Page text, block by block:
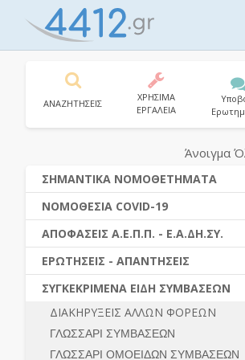
ΑΝΑΖΗΤΗΣΕΙΣ
ΧΡΗΣΙΜΑ
ΕΡΓΑΛΕΙΑ
Άνοιγμα
ΣΗΜΑΝΤΙΚΑ ΝΟΜΟΘΕΤΗΜΑΤΑ
ΔΗΜΟΣΙΕΣ ΣΥΜΒΑΣΕΙΣ (Ν. 4412/
ΔΗΜΟΤΙΚΟΣ ΚΩΔΙΚΑΣ (Ν.3463/2006)
ΚΑΛΛΙΚΡΑΤΗΣ (Ν.3852/2010)
ΝΟΜΟΘΕΣΙΑ - ΝΟΜΟΛΟΓΙΑ
ΝΟΜΟΘΕΣΙΑ COVID-19
ΝΟΜΟΘΕΣΙΑ - ΝΟΜΟΛΟΓΙΑ COVID -
ΕΡΩΤΗΣΕΙΣ - ΑΠΑΝΤΗΣΕΙΣ
ΑΠΟΦΑΣΕΙΣ Α.Ε.Π.Π. - Ε.Α.ΔΗ.ΣΥ.
ΠΡΟΔΙΚΑΣΤΙΚΗ ΠΡΟΣΦΥΓΗ
ΓΕΝΙΚΟΙ ΚΑΝΟΝΕΣ
ΔΙΚΑΙΟΥΜΕΝΟΙ ΣΥΜΜΕΤΟΧΗΣ
ΠΡΟΣΦΟΡΕΣ – ΔΙΚΑΙΟΛΟΓΗΤΙΚΑ
ΣΥΜΜΕΤΟΧΗΣ
ΕΡΩΤΗΣΕΙΣ - ΑΠΑΝΤΗΣΕΙΣ
Ν. 4782/2021 - ΤΡΟΠΟΠΟΙΗΣΗ
4412/2016
ΔΙΕΞΑΓΩΓΗ ΔΙΑΔΙΚΑΣΙΑΣ
ΔΙΑΔΙΚΑΣΙΕΣ ΑΝΑΘΕΣΗΣ
ΣΥΓΚΕΚΡΙΜΕΝΑ ΕΙΔΗ ΣΥΜΒΑΣΕΩΝ
ΔΙΑΚΗΡΥΞΕΙΣ ΑΛΛΩΝ ΦΟΡΕΩΝ
ΓΛΩΣΣΑΡΙ ΣΥΜΒΑΣΕΩΝ
ΓΛΩΣΣΑΡΙ ΟΜΟΕΙΔΩΝ ΣΥΜΒΑΣΕΩΝ